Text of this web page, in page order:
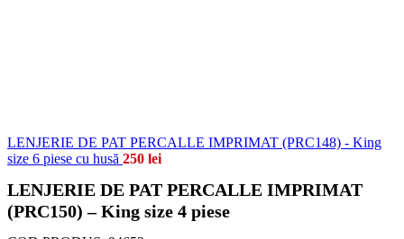
LENJERIE DE PAT PERCALLE IMPRIMAT (PRC148) - King
size 6 piese cu husă 250 lei
LENJERIE DE PAT PERCALLE IMPRIMAT
(PRC150) – King size 4 piese